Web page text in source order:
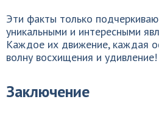
Эти факты только
уникальными и интересными
Каждое их движение, каждая
волну восхищения и удивление!
Заключение